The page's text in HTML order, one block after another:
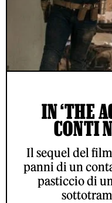
IN ‘THE
CONTI
Il sequel del
panni di un
pasticcio di